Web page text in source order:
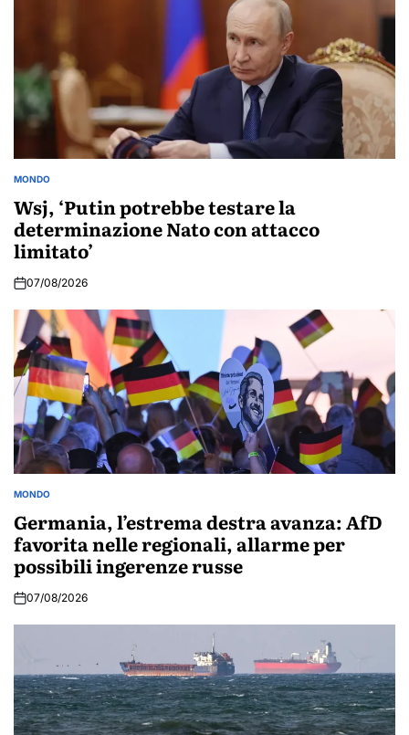
POSTED
MONDO
Wsj, ‘Putin potrebbe testare la
determinazione Nato con attacco
limitato’
07/08/2026
POSTED
MONDO
Germania, l’estrema destra avanza: AfD
favorita nelle regionali, allarme per
possibili ingerenze russe
07/08/2026